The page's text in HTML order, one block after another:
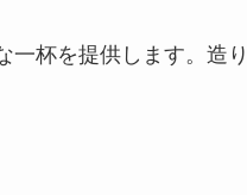
一杯を提供します。造